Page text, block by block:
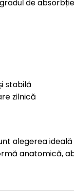
de absorbție
stabilă
zilnică
alegerea
anatomică,